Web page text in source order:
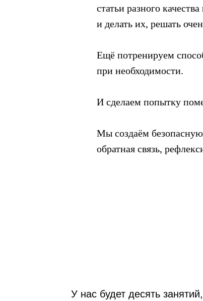
статьи разного
и делать их, решать
Ещё потренируем
при необходимости.
И сделаем попытку
Мы создаём
обратная связь,
У нас будет десять занятий,